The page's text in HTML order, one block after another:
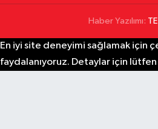
Haber Yazılımı:
En iyi site deneyimi sağlamak için
faydalanıyoruz. Detaylar için lütfen